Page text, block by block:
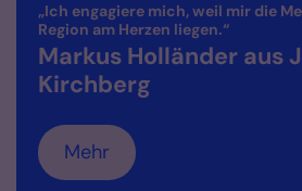
„Ich engagiere mich, weil mir die
Region am Herzen liegen.“:
Markus Holländer aus
Kirchberg
Mehr